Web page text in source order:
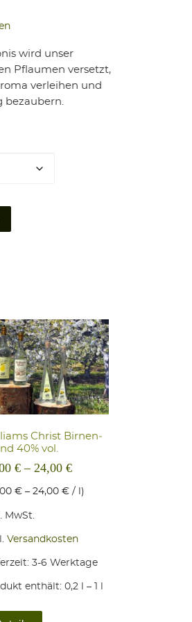
wird unser
Pflaumen versetzt,
verleihen und
bezaubern.
Christ Bir­nen­
40% vol.
€– 24,00 €
€– 24,00 €/ )
MwSt.
Versandkosten
3-6 Werktage
enthält: 0,2 – 1